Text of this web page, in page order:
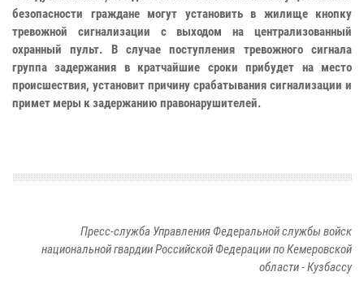
безопасности граждане могут установить в жилище кнопку
тревожной сигнализации с выходом на централизованный
охранный пульт. В случае поступления тревожного сигнала
группа задержания в кратчайшие сроки прибудет на место
происшествия, установит причину срабатывания сигнализации и
примет меры к задержанию правонарушителей.
Пресс-служба Управления Федеральной службы войск
национальной гвардии Российской Федерации по Кемеровской
области - Кузбассу